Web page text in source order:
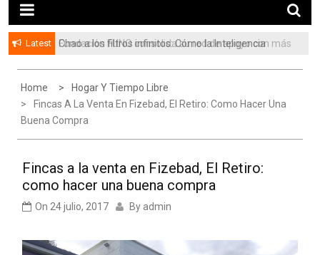
Latest
Chao a los filtros infinitos: Cómo la Inteligencia
Fundación FUNO consolida su red de apoyo con más
Home
Hogar Y Tiempo Libre
Fincas A La Venta En Fizebad, El Retiro: Como Hacer Una
Buena Compra
Fincas a la venta en Fizebad, El Retiro:
como hacer una buena compra
On 24 julio, 2017 By admin